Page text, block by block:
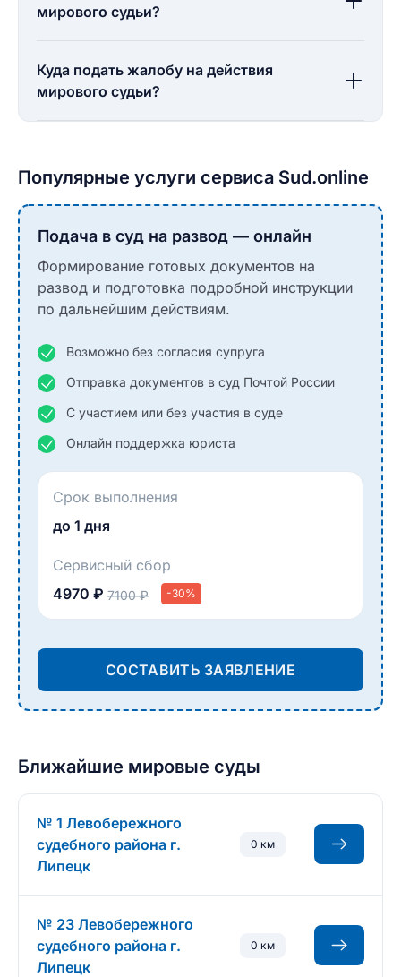
мирового судьи?
Куда подать жалобу на действия
мирового судьи?
Популярные услуги сервиса Sud.online
Подача в суд на развод — онлайн
Формирование готовых документов на
развод и подготовка подробной инструкции
по дальнейшим действиям.
Возможно без согласия супруга
Отправка документов в суд Почтой России
С участием или без участия в суде
Онлайн поддержка юриста
Срок выполнения
до 1 дня
Сервисный сбор
4970 ₽ 7100 ₽ -30%
СОСТАВИТЬ ЗАЯВЛЕНИЕ
Ближайшие мировые суды
№ 1 Левобережного
судебного района г.
Липецк
0 км
№ 23 Левобережного
судебного района г.
Липецк
0 км